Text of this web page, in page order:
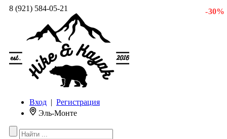
8 (921) 584-05-21
Вход | Регистрация
Эль-Монте
- 30 %